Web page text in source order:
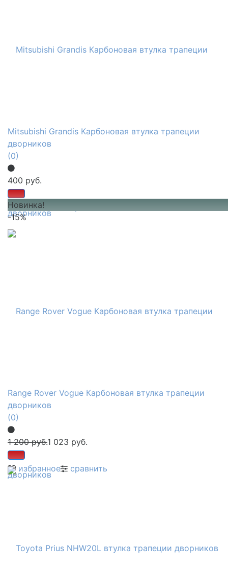
избранное
Mitsubishi Grandis Карбоновая втулка трапеции
дворников
(0)
400 руб.
Новинка!
-15%
избранное сравнить
Range Rover Vogue Карбоновая втулка трапеции
дворников
(0)
1 200 руб.1 023 руб.